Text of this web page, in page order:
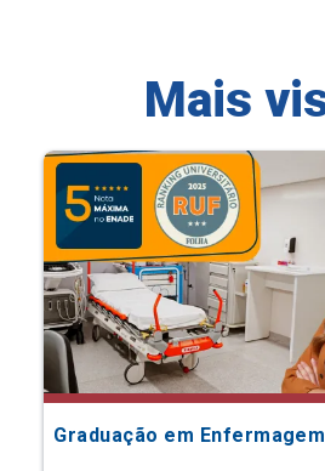
Mais
Graduação em Enfermagem